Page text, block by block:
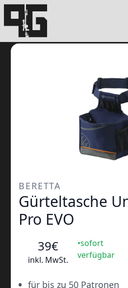
BERETTA
Gürteltasche
Pro EVO
39€
inkl. MwSt.
•sofort
verfügbar
für bis zu 50 Patronen